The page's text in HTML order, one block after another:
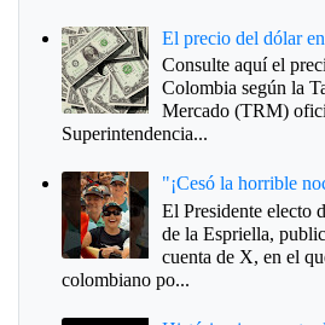
El precio del dólar
Consulte aquí el
Colombia según la
Mercado (TRM)
Superintendencia...
"¡Cesó la horrible
El Presidente electo
de la Espriella,
cuenta de X, en el
colombiano po...